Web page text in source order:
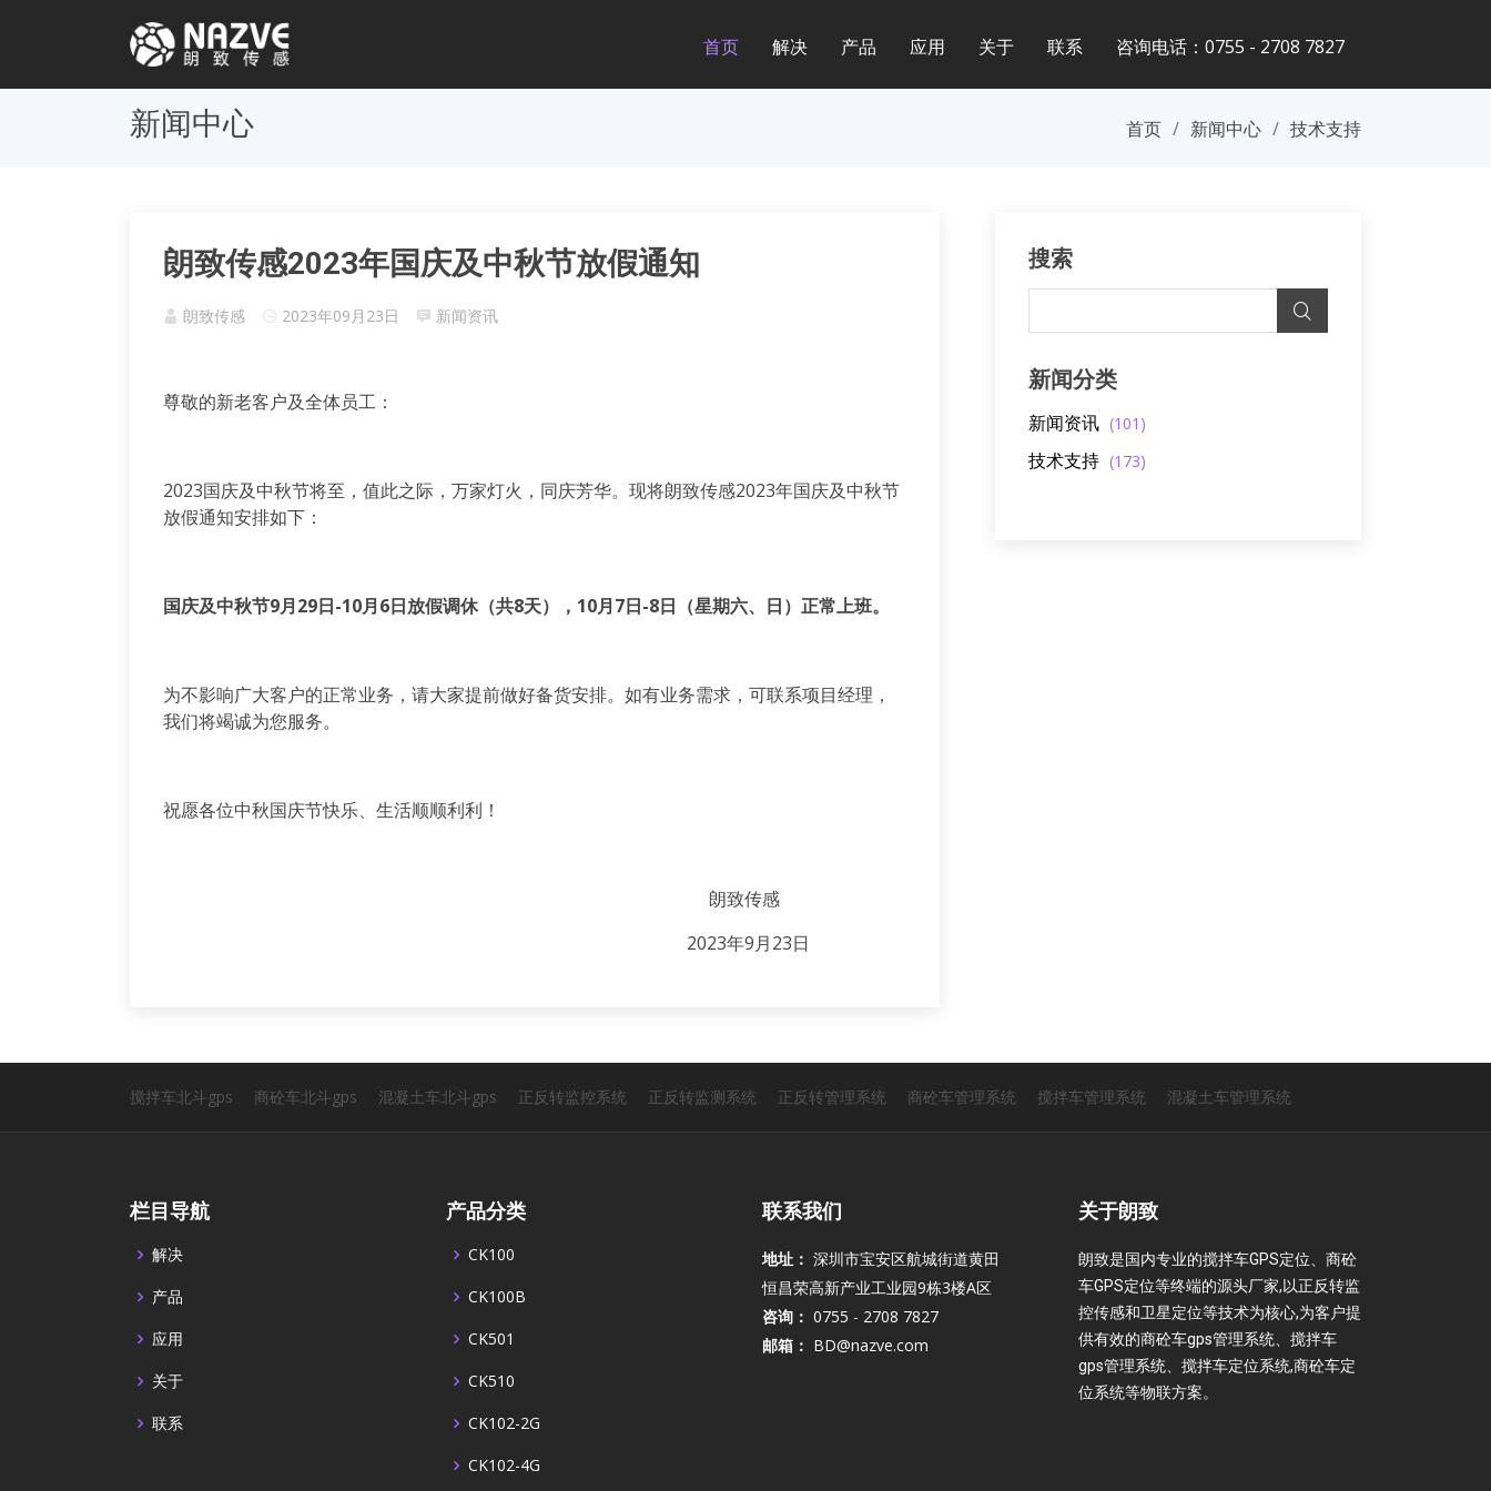
首页 解决 产品 应用 关于 联系 咨询电话：0755 - 2708 7827
新闻中心 首页 新闻中心 技术支持
朗致传感2023年国庆及中秋节放假通知
朗致传感 2023年09月23日 新闻资讯
尊敬的新老客户及全体员工：
2023国庆及中秋节将至，值此之际，万家灯火，同庆芳华。现将朗致传感2023年国庆及中秋节
放假通知安排如下：
国庆及中秋节9月29日-10月6日放假调休（共8天），10月7日-8日（星期六、日）正常上班。
为不影响广大客户的正常业务，请大家提前做好备货安排。如有业务需求，可联系项目经理，
我们将竭诚为您服务。
祝愿各位中秋国庆节快乐、生活顺顺利利！
朗致传感
2023年9月23日
搜索
新闻分类
新闻资讯 (101)
技术支持 (173)
搅拌车北斗gps 商砼车北斗gps 混凝土车北斗gps 正反转监控系统 正反转监测系统 正反转管理系统 商砼车管理系统 搅拌车管理系统 混凝土车管理系统
栏目导航
解决
产品
应用
关于
联系
产品分类
CK100
CK100B
CK501
CK510
CK102-2G
CK102-4G
联系我们
地址： 深圳市宝安区航城街道黄田
恒昌荣高新产业工业园9栋3楼A区
咨询： 0755 - 2708 7827
邮箱： BD@nazve.com
关于朗致
朗致是国内专业的搅拌车GPS定位、商砼
车GPS定位等终端的源头厂家,以正反转监
控传感和卫星定位等技术为核心,为客户提
供有效的商砼车gps管理系统、搅拌车
gps管理系统、搅拌车定位系统,商砼车定
位系统等物联方案。